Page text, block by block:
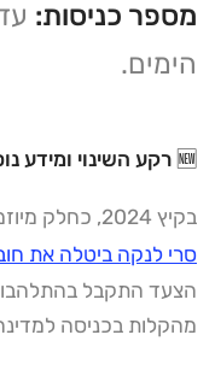
מספר כניסות:
הימים.
🆕 רקע השינוי ומידע נוסף אודות הויזה לסרי לנקה
בקיץ 2024, כחלק מיוזמה להגברת התיירות,
סרי לנקה ביטלה את חובת
הצעד התקבל
מהקלות בכניסה